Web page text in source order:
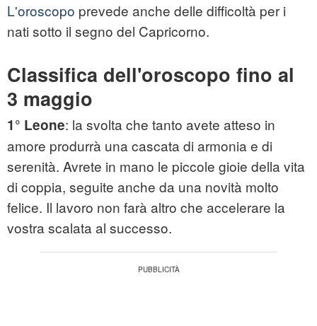
L'oroscopo prevede anche delle difficoltà per i
nati sotto il segno del Capricorno.
Classifica dell'oroscopo fino al
3 maggio
1° Leone: la svolta che tanto avete atteso in
amore produrrà una cascata di armonia e di
serenità. Avrete in mano le piccole gioie della vita
di coppia, seguite anche da una novità molto
felice. Il lavoro non farà altro che accelerare la
vostra scalata al successo.